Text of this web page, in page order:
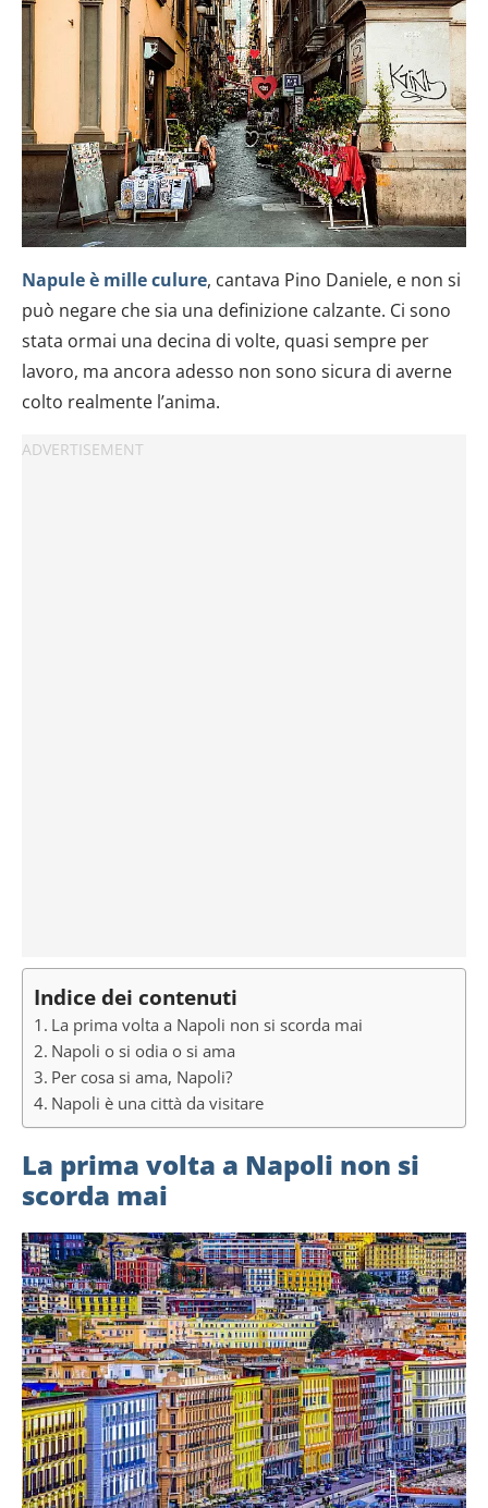
Napule è mille culure, cantava Pino Daniele, e non si
può negare che sia una definizione calzante. Ci sono
stata ormai una decina di volte, quasi sempre per
lavoro, ma ancora adesso non sono sicura di averne
colto realmente l’anima.
Indice dei contenuti
La prima volta a Napoli non si scorda mai
Napoli o si odia o si ama
Per cosa si ama, Napoli?
Napoli è una città da visitare
La prima volta a Napoli non si
scorda mai